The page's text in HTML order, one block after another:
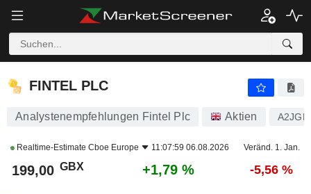
FINTEL PLC
FINTEL PLC
Analystenempfehlungen Fintel Plc Aktien
Realtime-Estimate Cboe Europe 11:07:59 06.08.2026 Veränd. 1. Jan.
199,00 GBX +1,79 % -5,56 %